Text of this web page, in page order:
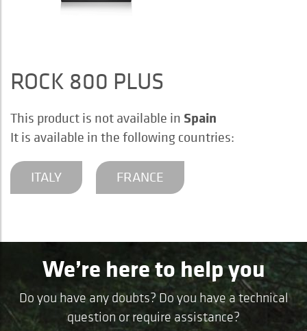
ROCK 800 PLUS
This product is not available in Spain
It is available in the following countries:
ITALY FRANCE
We’re here to help you
Do you have any doubts? Do you have a technical
question or require assistance?